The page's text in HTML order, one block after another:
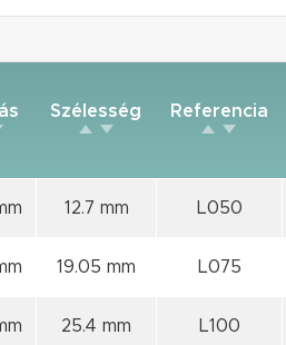
Szélesség Referencia
12.7 mm L050
19.05 mm L075
25.4 mm L100